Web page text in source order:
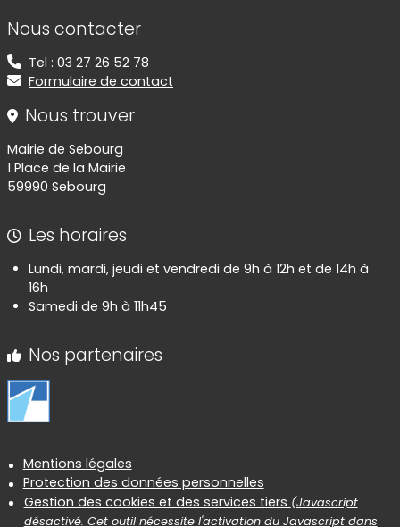
Informations de contact
Nous contacter
Tel : 03 27 26 52 78
Formulaire de contact
Nous trouver
Mairie de Sebourg
1 Place de la Mairie
59990 Sebourg
Les horaires
Lundi, mardi, jeudi et vendredi de 9h à 12h et de 14h à
16h
Samedi de 9h à 11h45
Nos partenaires
Informations réglementaires
Mentions légales
Protection des données personnelles
Gestion des cookies et des services tiers (Javascript
désactivé. Cet outil nécessite l'activation du Javascript dans